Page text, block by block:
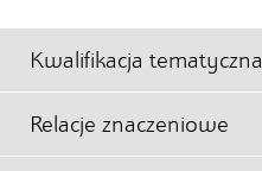
Kwalifikacja tematyczna
Relacje znaczeniowe